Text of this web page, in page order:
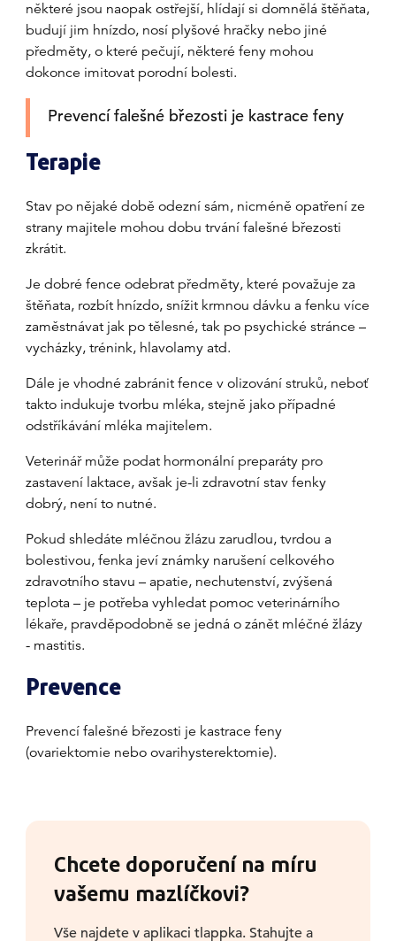
některé jsou naopak ostřejší, hlídají si domnělá štěňata,
budují jim hnízdo, nosí plyšové hračky nebo jiné
předměty, o které pečují, některé feny mohou
dokonce imitovat porodní bolesti.
Prevencí falešné březosti je kastrace feny
Terapie
Stav po nějaké době odezní sám, nicméně opatření ze
strany majitele mohou dobu trvání falešné březosti
zkrátit.
Je dobré fence odebrat předměty, které považuje za
štěňata, rozbít hnízdo, snížit krmnou dávku a fenku více
zaměstnávat jak po tělesné, tak po psychické stránce –
vycházky, trénink, hlavolamy atd.
Dále je vhodné zabránit fence v olizování struků, neboť
takto indukuje tvorbu mléka, stejně jako případné
odstříkávání mléka majitelem.
Veterinář může podat hormonální preparáty pro
zastavení laktace, avšak je-li zdravotní stav fenky
dobrý, není to nutné.
Pokud shledáte mléčnou žlázu zarudlou, tvrdou a
bolestivou, fenka jeví známky narušení celkového
zdravotního stavu – apatie, nechutenství, zvýšená
teplota – je potřeba vyhledat pomoc veterinárního
lékaře, pravděpodobně se jedná o zánět mléčné žlázy
- mastitis.
Prevence
Prevencí falešné březosti je kastrace feny
(ovariektomie nebo ovarihysterektomie).
Chcete doporučení na míru
vašemu mazlíčkovi?
Vše najdete v aplikaci tlappka. Stahujte a